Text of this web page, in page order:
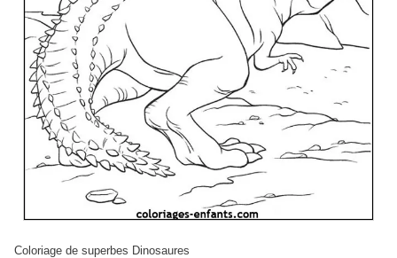
Coloriage de superbes Dinosaures